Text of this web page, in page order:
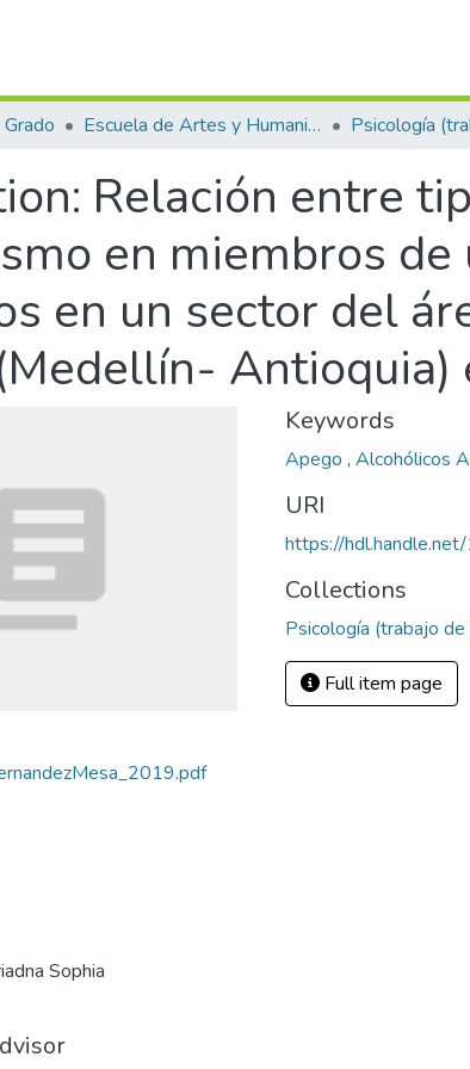
Escuela de Artes y Humanidades Psicología
Relación entre
en miembros
en un sector del
Antioquia)
Sophia
Keywords
Apego , Alcohólicos
URI
https://
Collections
Psicología (trabajo de
Full item page